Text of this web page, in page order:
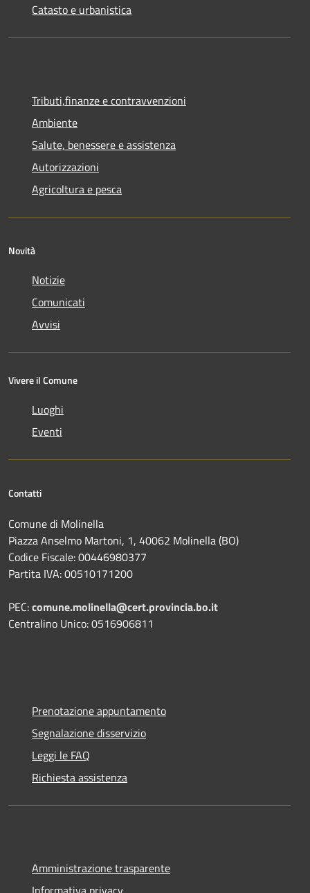
Catasto e urbanistica
Tributi,finanze e contravvenzioni
Ambiente
Salute, benessere e assistenza
Autorizzazioni
Agricoltura e pesca
Novità
Notizie
Comunicati
Avvisi
Vivere il Comune
Luoghi
Eventi
Contatti
Comune di Molinella
Piazza Anselmo Martoni, 1, 40062 Molinella (BO)
Codice Fiscale: 00446980377
Partita IVA: 00510171200
PEC:comune.molinella@cert.provincia.bo.it
Centralino Unico: 0516906811
Prenotazione appuntamento
Segnalazione disservizio
Leggi le FAQ
Richiesta assistenza
Amministrazione trasparente